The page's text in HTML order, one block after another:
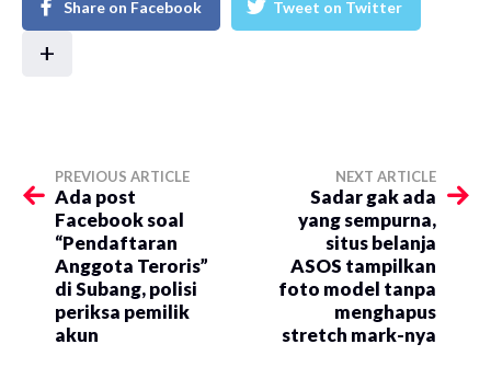
Share on Facebook Tweet on Twitter
+
PREVIOUS ARTICLE
Ada post
Facebook soal
“Pendaftaran
Anggota Teroris”
di Subang, polisi
periksa pemilik
akun
NEXT ARTICLE
Sadar gak ada
yang sempurna,
situs belanja
ASOS tampilkan
foto model tanpa
menghapus
stretch mark-nya